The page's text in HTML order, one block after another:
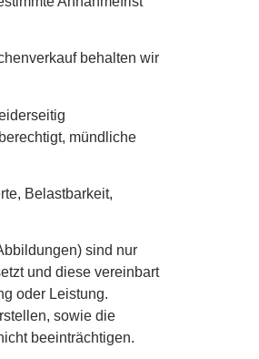
behalten wir
mündliche
Belastbarkeit,
sind nur
und diese vereinbart
oder Leistung.
sowie die
beeinträchtigen.